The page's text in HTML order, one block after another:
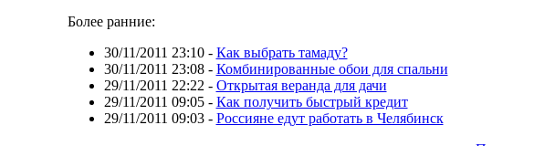
Более ранние:
30/11/2011 23:10- Как выбрать тамаду?
30/11/2011 23:08- Комбинированные обои для спальни
29/11/2011 22:22 - Открытая веранда для дачи
29/11/2011 09:05- Как получить быстрый кредит
29/11/2011 09:03- Россияне едут работать в Челябинск